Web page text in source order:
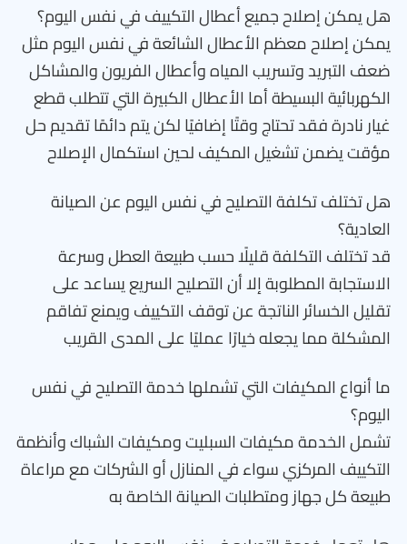
هل يمكن إصلاح جميع أعطال التكييف في نفس اليوم؟
يمكن إصلاح معظم الأعطال الشائعة في نفس اليوم مثل
ضعف التبريد وتسريب المياه وأعطال الفريون والمشاكل
الكهربائية البسيطة أما الأعطال الكبيرة التي تتطلب قطع
غيار نادرة فقد تحتاج وقتًا إضافيًا لكن يتم دائمًا تقديم حل
مؤقت يضمن تشغيل المكيف لحين استكمال الإصلاح
هل تختلف تكلفة التصليح في نفس اليوم عن الصيانة
العادية؟
قد تختلف التكلفة قليلًا حسب طبيعة العطل وسرعة
الاستجابة المطلوبة إلا أن التصليح السريع يساعد على
تقليل الخسائر الناتجة عن توقف التكييف ويمنع تفاقم
المشكلة مما يجعله خيارًا عمليًا على المدى القريب
ما أنواع المكيفات التي تشملها خدمة التصليح في نفس
اليوم؟
تشمل الخدمة مكيفات السبليت ومكيفات الشباك وأنظمة
التكييف المركزي سواء في المنازل أو الشركات مع مراعاة
طبيعة كل جهاز ومتطلبات الصيانة الخاصة به